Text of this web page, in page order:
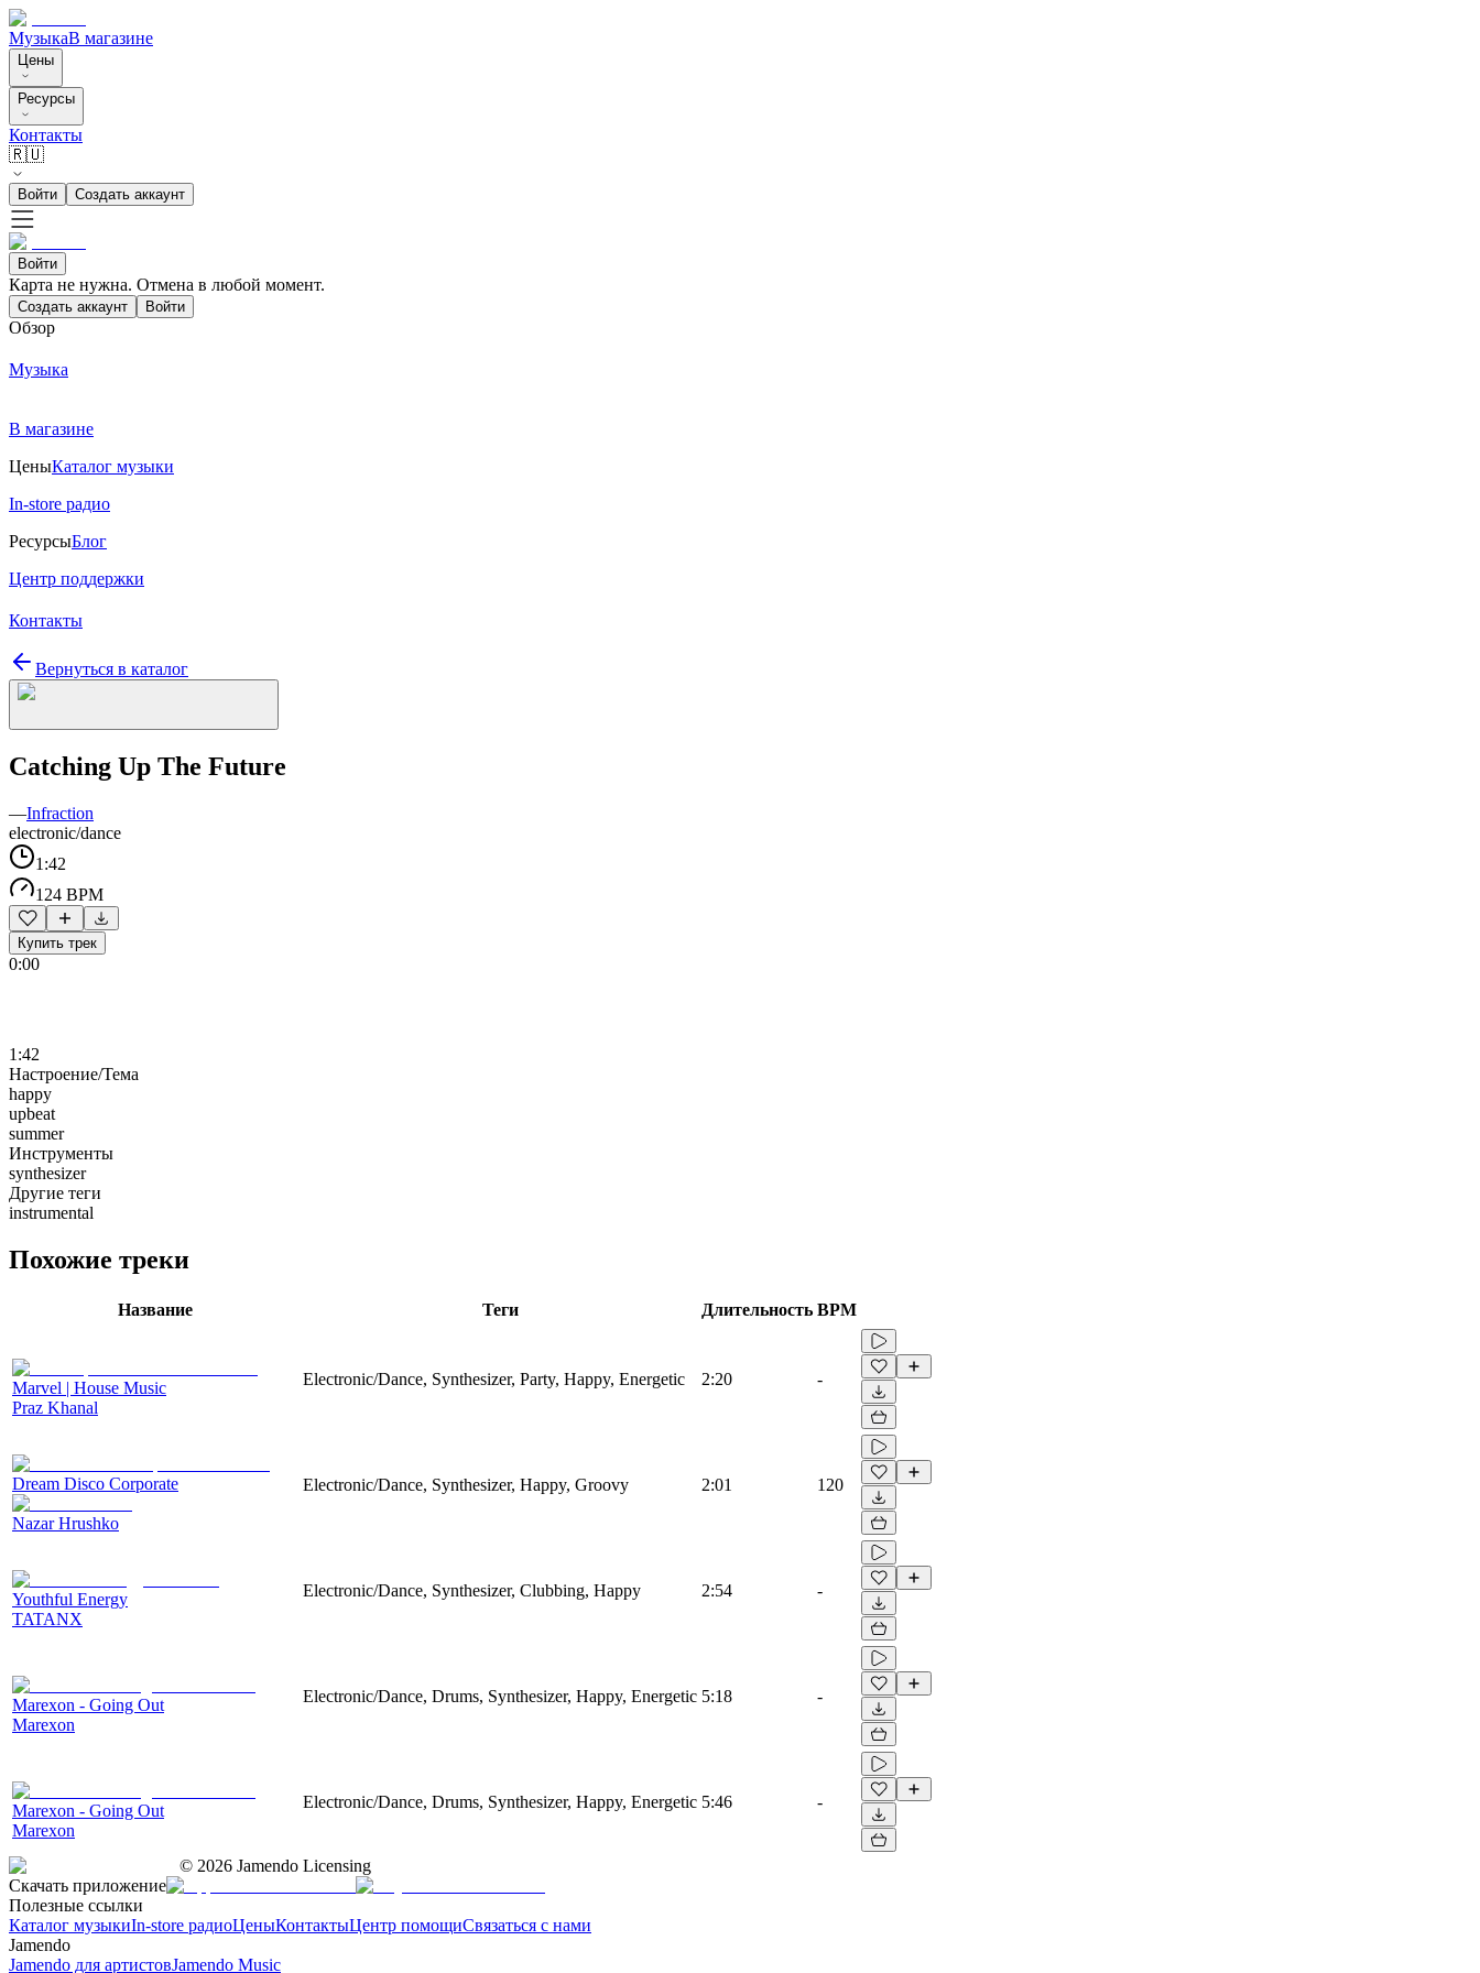
МузыкаВ магазине
Цены
Ресурсы
Контакты
🇷🇺
Войти Создать аккаунт
Войти
Карта не нужна. Отмена в любой момент.
Создать аккаунт Войти
Обзор
Музыка
В магазине
ЦеныКаталог музыки
In-store радио
РесурсыБлог
Центр поддержки
Контакты
Вернуться в каталог
Catching Up The Future
—Infraction
electronic/dance
1:42
124 BPM
Купить трек
0:00
1:42
Настроение/Тема
happy
upbeat
summer
Инструменты
synthesizer
Другие теги
instrumental
Похожие треки
Название Теги Длительность BPM
Marvel | House Music
Praz Khanal
Electronic/Dance, Synthesizer, Party, Happy, Energetic 2:20 -
Dream Disco Corporate
Nazar Hrushko
Electronic/Dance, Synthesizer, Happy, Groovy 2:01 120
Youthful Energy
TATANX
Electronic/Dance, Synthesizer, Clubbing, Happy 2:54 -
Marexon - Going Out
Marexon
Electronic/Dance, Drums, Synthesizer, Happy, Energetic 5:18 -
Marexon - Going Out
Marexon
Electronic/Dance, Drums, Synthesizer, Happy, Energetic 5:46 -
© 2026 Jamendo Licensing
Скачать приложение
Полезные ссылки
Каталог музыкиIn-store радиоЦеныКонтактыЦентр помощиСвязаться с нами
Jamendo
Jamendo для артистовJamendo Music